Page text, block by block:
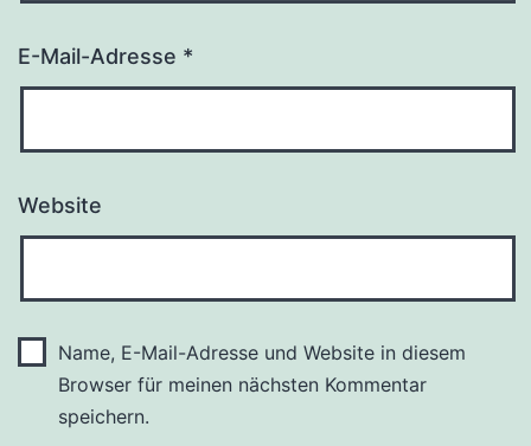
E-Mail-Adresse *
Website
Name, E-Mail-Adresse und Website in diesem
Browser für meinen nächsten Kommentar
speichern.